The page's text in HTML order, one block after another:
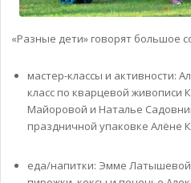
«Разные дети» говорят большое
мастер-классы и активности:
класс по кварцевой живописи
Майоровой и Наталье
праздничной упаковке Алёне
еда/напитки: Эмме